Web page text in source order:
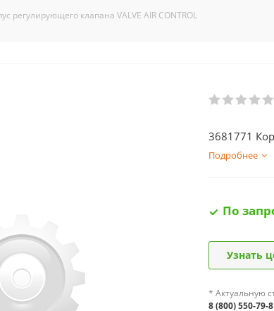
регулирующего клапана VALVE AIR CONTROL
3681771
Подробнее
По
Узнать
* Актуальную
8 (800) 550-79-